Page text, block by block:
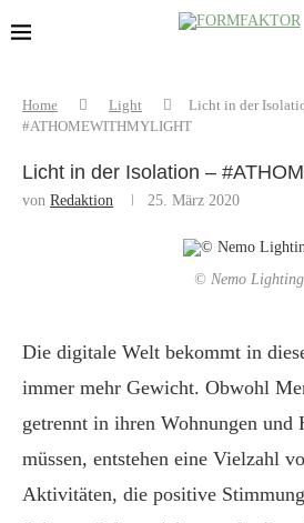
Home Light
Licht in der
#ATHOMEWITHMYLIGHT
Licht in der Isolation –
von Redaktion 25. März 2020
© Nemo Lighting
Die digitale Welt bekommt in
immer mehr Gewicht. Obwohl
getrennt in ihren Wohnungen und
müssen, entstehen eine Vielzahl
Aktivitäten, die positive